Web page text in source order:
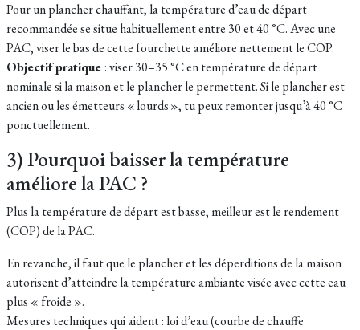
Pour un plancher chauffant, la température d’eau de départ
recommandée se situe habituellement entre 30 et 40 °C. Avec une
PAC, viser le bas de cette fourchette améliore nettement le COP.
Objectif pratique: viser 30–35 °C en température de départ
nominale si la maison et le plancher le permettent. Si le plancher est
ancien ou les émetteurs « lourds », tu peux remonter jusqu’à 40 °C
ponctuellement.
3) Pourquoi baisser la température
améliore la PAC ?
Plus la température de départ est basse, meilleur est le rendement
(COP) de la PAC.
En revanche, il faut que le plancher et les déperditions de la maison
autorisent d’atteindre la température ambiante visée avec cette eau
plus « froide ».
Mesures techniques qui aident : loi d’eau (courbe de chauffe